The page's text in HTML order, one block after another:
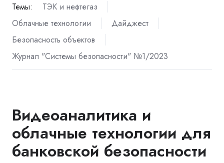
Темы:
ТЭК и нефтегаз
Облачные технологии
Дайджест
Безопасность объектов
Журнал "Системы безопасности" №1/2023
Видеоаналитика и
облачные технологии для
банковской безопасности